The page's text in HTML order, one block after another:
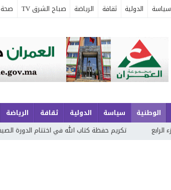
سياسة الدولية ثقافة الرياضة صباح الشرق TV
الوطنية سياسة الدولية ثقافة الرياضة
تكريم حفظة كتاب الله في اختتام الدورة الصيفية الحادية